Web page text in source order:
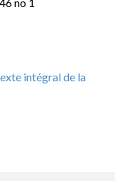
intégral de la